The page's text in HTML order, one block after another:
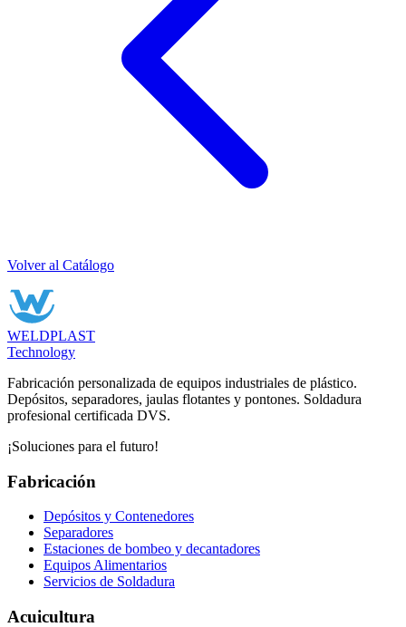
Volver al Catálogo
WELDPLAST
Technology
Fabricación personalizada de equipos industriales de plástico.
Depósitos, separadores, jaulas flotantes y pontones. Soldadura
profesional certificada DVS.
¡Soluciones para el futuro!
Fabricación
Depósitos y Contenedores
Separadores
Estaciones de bombeo y decantadores
Equipos Alimentarios
Servicios de Soldadura
Acuicultura